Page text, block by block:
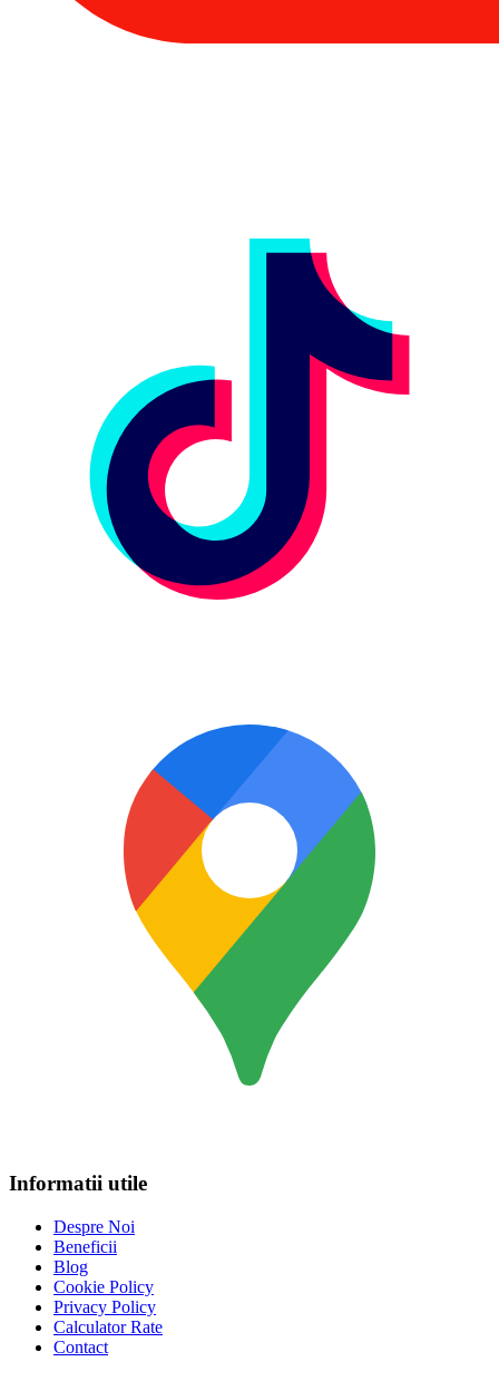
Informatii utile
Despre Noi
Beneficii
Blog
Cookie Policy
Privacy Policy
Calculator Rate
Contact